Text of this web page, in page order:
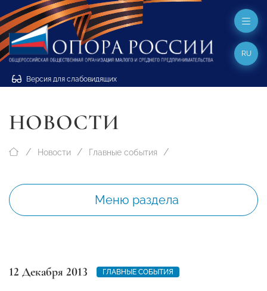
Версия для слабовидящих
RU
НОВОСТИ
Новости Главные события
Меню раздела
12 Декабря 2013 ГЛАВНЫЕ СОБЫТИЯ